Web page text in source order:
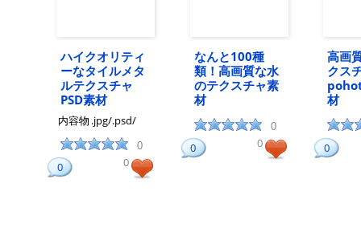
ハイクオリティ
ーなタイルメタ
ルテクスチャ
PSD素材
内容物 .jpg/.psd/
0
0 0
なんと100種
類！高画質な水
のテクスチャ素
材
0
0 0
高画
クス
材
0